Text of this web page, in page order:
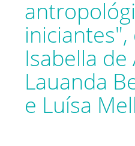
Isabella
Lauanda
e Luísa